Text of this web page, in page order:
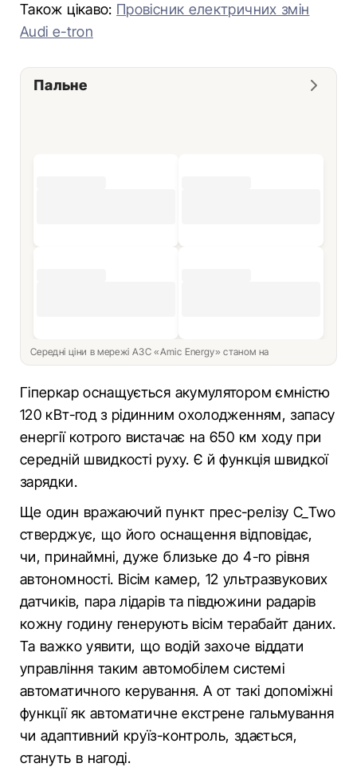
Також цікаво: Провісник електричних змін
Audi e-tron
Пальне
Середні ціни в мережі АЗС «Amic Energy» станом на
Гіперкар оснащується акумулятором ємністю
120 кВт-год з рідинним охолодженням, запасу
енергії котрого вистачає на 650 км ходу при
середній швидкості руху. Є й функція швидкої
зарядки.
Ще один вражаючий пункт прес-релізу С_Two
стверджує, що його оснащення відповідає,
чи, принаймні, дуже близьке до 4-го рівня
автономності. Вісім камер, 12 ультразвукових
датчиків, пара лідарів та півдюжини радарів
кожну годину генерують вісім терабайт даних.
Та важко уявити, що водій захоче віддати
управління таким автомобілем системі
автоматичного керування. А от такі допоміжні
функції як автоматичне екстрене гальмування
чи адаптивний круїз-контроль, здається,
стануть в нагоді.